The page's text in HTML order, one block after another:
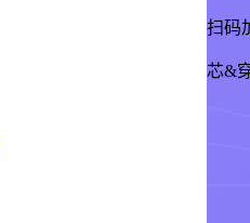
扫码
芯&